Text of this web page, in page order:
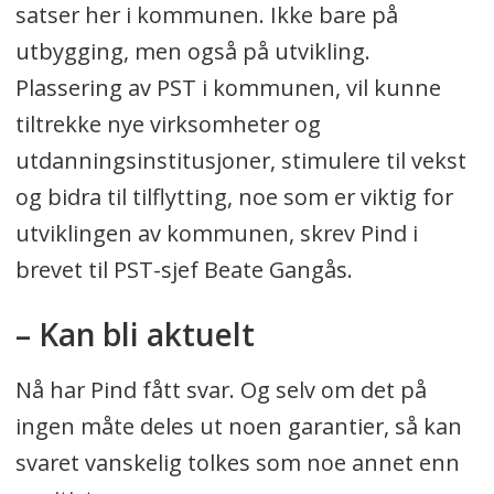
satser her i kommunen. Ikke bare på
utbygging, men også på utvikling.
Plassering av PST i kommunen, vil kunne
tiltrekke nye virksomheter og
utdanningsinstitusjoner, stimulere til vekst
og bidra til tilflytting, noe som er viktig for
utviklingen av kommunen, skrev Pind i
brevet til PST-sjef Beate Gangås.
– Kan bli aktuelt
Nå har Pind fått svar. Og selv om det på
ingen måte deles ut noen garantier, så kan
svaret vanskelig tolkes som noe annet enn